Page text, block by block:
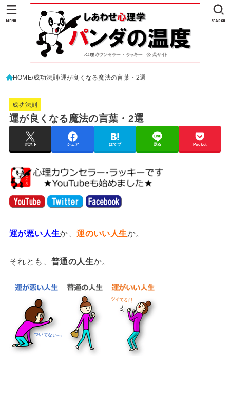
SEARCH
MENU
HOME 成功法則 運が良くなる魔法の言葉・2選
成功法則
運が良くなる魔法の言葉・2選
ポスト シェア はてブ 送る Pocket
運が悪い人生か、運のいい人生か。
それとも、 普通の人生か。